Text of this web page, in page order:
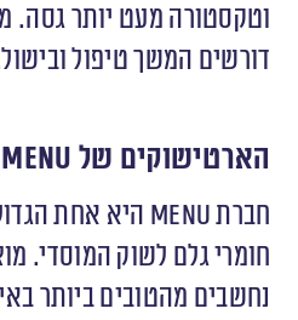
וטקסטורה מעט יותר גסה.
דורשים המשך טיפול
הארטישוקים של Menu
חברתMenu היא אחת
חומרי גלם לשוק המוסדי.
נחשבים מהטובים ביותר